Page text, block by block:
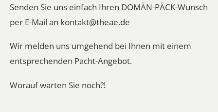
Senden Sie uns einfach Ihren DOMÄN-PÄCK-Wunsch
per E-Mail an kontakt@theae.de
Wir melden uns umgehend bei Ihnen mit einem
entsprechenden Pacht-Angebot.
Worauf warten Sie noch?!